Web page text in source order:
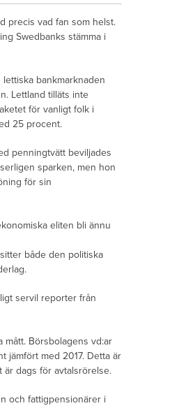
precis vad fan som helst.
Swedbanks stämma i
bankmarknaden
Lettland tilläts inte
för vanligt folk i
25 procent.
penningtvätt beviljades
sparken, men hon
för sin
eliten bli ännu
både den politiska
servil reporter från
mått. Börsbolagens vd:ar
jämfört med 2017. Detta är
är dags för avtalsrörelse.
och fattigpensionärer i